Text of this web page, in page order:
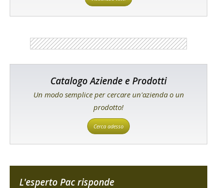
Catalogo Aziende e Prodotti
Un modo semplice per cercare un'azienda o un
prodotto!
Cerca adesso
L'esperto Pac risponde